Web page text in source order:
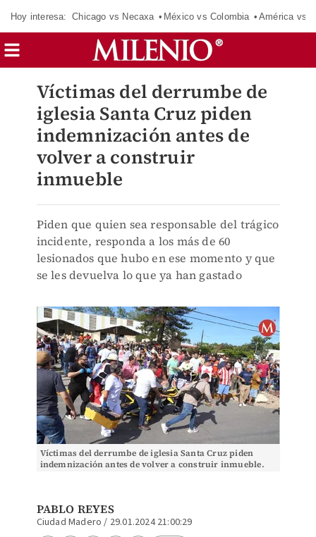
Hoy interesa: Chicago vs Necaxa México vs Colombia América vs
Víctimas del derrumbe de
iglesia Santa Cruz piden
indemnización antes de
volver a construir
inmueble
Piden que quien sea responsable del trágico
incidente, responda a los más de 60
lesionados que hubo en ese momento y que
se les devuelva lo que ya han gastado
Víctimas del derrumbe de iglesia Santa Cruz piden
indemnización antes de volver a construir inmueble.
PABLO REYES
Ciudad Madero / 29.01.2024 21:00:29